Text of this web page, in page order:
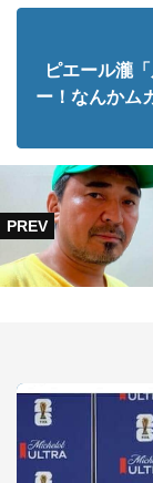
ピエール瀧
ー！なんかム